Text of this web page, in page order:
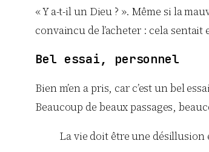
« Y a-t-il un Dieu ? ». Même si la
convaincu de l’acheter : cela
Bel essai, personnel
Bien m’en a pris, car c’est un bel
Beaucoup de beaux passages,
La vie doit être une désillusion